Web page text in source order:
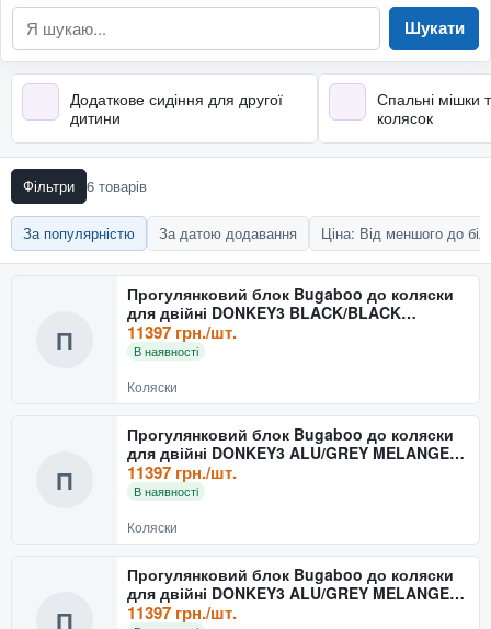
Шукати
Додаткове сидіння для другої
дитини
Спальні мішки
колясок
Фільтри 6 товарів
За популярністю За датою додавання Ціна: Від меншого до
П
Прогулянковий блок Bugaboo до коляски
для двійні DONKEY3 BLACK/BLACK
180128ZW01
11397 грн./шт.
В наявності
Коляски
П
Прогулянковий блок Bugaboo до коляски
для двійні DONKEY3 ALU/GREY MELANGE
180128GM01
11397 грн./шт.
В наявності
Коляски
П
Прогулянковий блок Bugaboo до коляски
для двійні DONKEY3 ALU/GREY MELANGE-
RED 180128GM02
11397 грн./шт.